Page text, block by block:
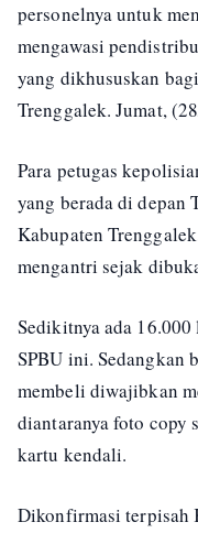
personelnya untuk
mengawasi
yang dikhususkan
Trenggalek. Jumat,
Para petugas
yang berada di depan
Kabupaten
mengantri sejak
Sedikitnya ada
SPBU ini. Sedangkan
membeli diwajibkan
diantaranya foto copy
kartu kendali.
Dikonfirmasi terpisah